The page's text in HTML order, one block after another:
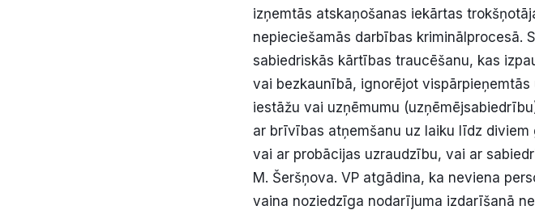
izņemtās atskaņošanas iekārtas
nepieciešamās darbības kriminālprocesā.
sabiedriskās kārtības traucēšanu, kas
vai bezkaunībā, ignorējot
iestāžu vai uzņēmumu
ar brīvības atņemšanu uz laiku līdz
vai ar probācijas uzraudzību, vai ar
M. Šeršņova. VP atgādina, ka neviena
vaina noziedzīga nodarījuma izdarīšanā